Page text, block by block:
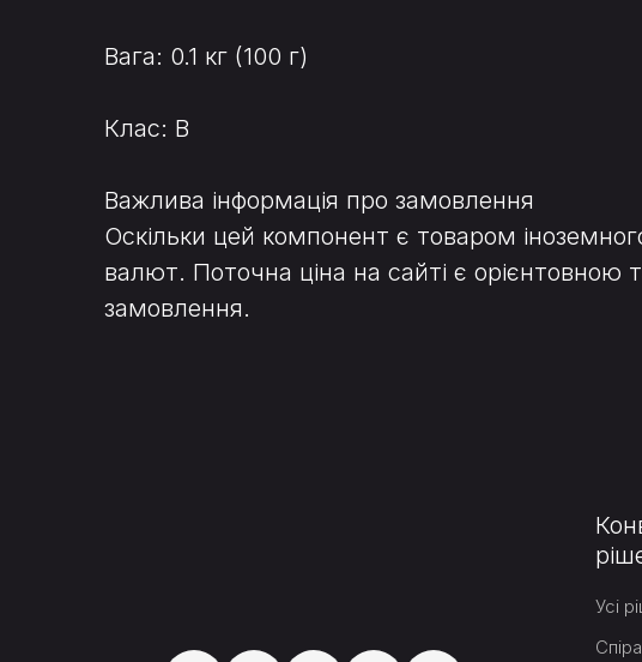
Вага: 0.1 кг (100 г)
Клас: B
Важлива інформація про замовлення
Оскільки цей компонент є товаром
валют. Поточна ціна на сайті є
замовлення.
Усі